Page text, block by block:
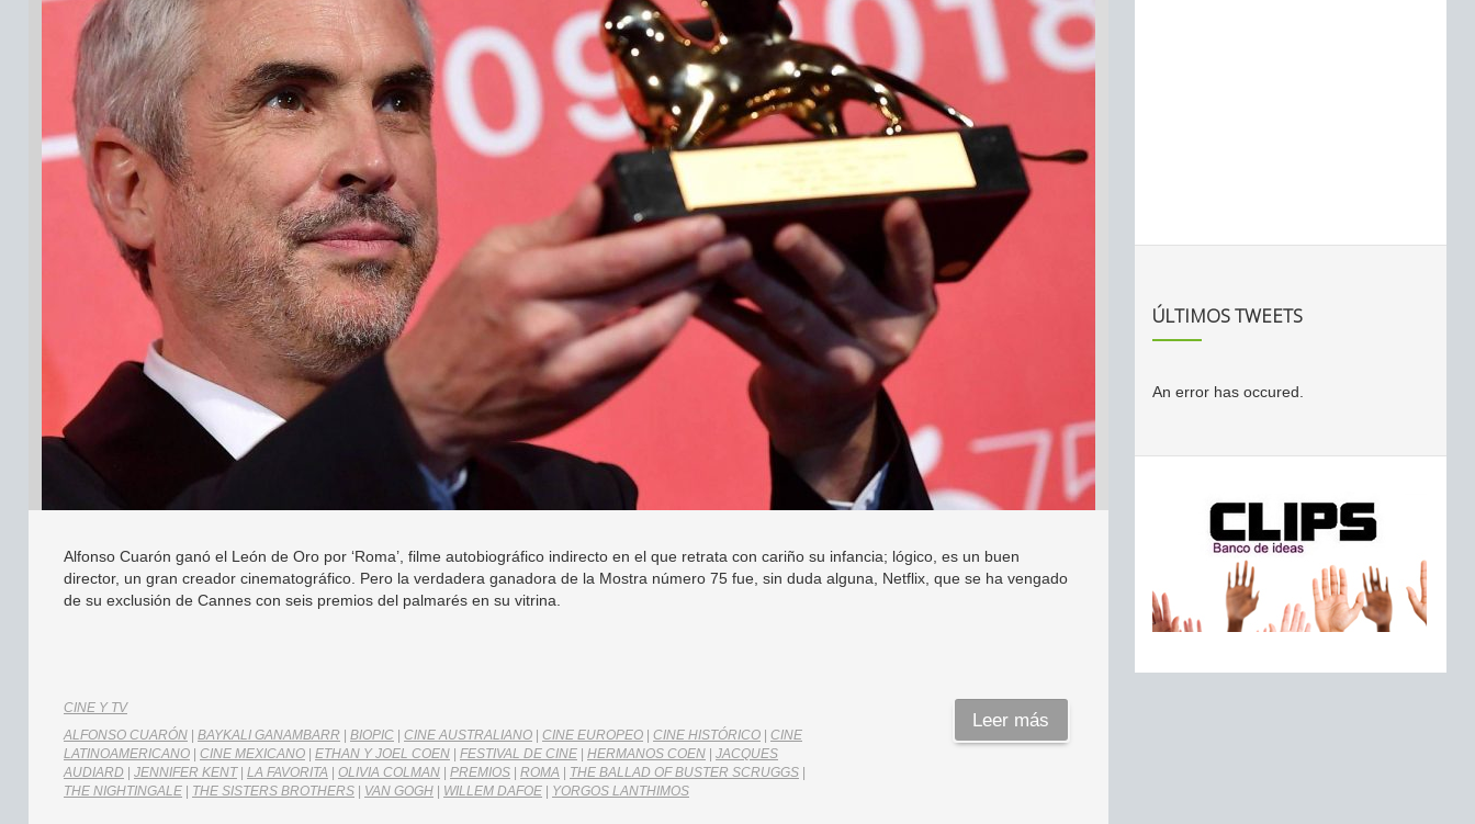
Alfonso Cuarón ganó el León de Oro por ‘Roma’, filme autobiográfico indirecto en el que retrata con cariño su infancia; lógico, es un buen
director, un gran creador cinematográfico. Pero la verdadera ganadora de la Mostra número 75 fue, sin duda alguna, Netflix, que se ha vengado
de su exclusión de Cannes con seis premios del palmarés en su vitrina.
CINE Y TV
ALFONSO CUARÓN
BAYKALI GANAMBARR BIOPIC CINE AUSTRALIANO CINE EUROPEO CINE HISTÓRICO
CINE
LATINOAMERICANO
CINE MEXICANO ETHAN Y JOEL COEN FESTIVAL DE CINE HERMANOS COEN
JACQUES
AUDIARD
JENNIFER KENT| LA FAVORITA OLIVIA COLMAN PREMIOS ROMA THE BALLAD OF BUSTER SCRUGGS
THE NIGHTINGALE
THE SISTERS BROTHERS VAN GOGH WILLEM DAFOE YORGOS LANTHIMOS
Leer más
ÚLTIMOS TWEETS
An error has occured.